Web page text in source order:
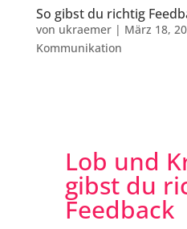
So gibst du richtig
von ukraemer| März 18,
Kommunikation
Lob und
gibst du
Feedback